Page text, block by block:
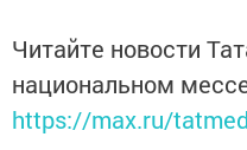
Читайте новости
национальном
https://max.ru/